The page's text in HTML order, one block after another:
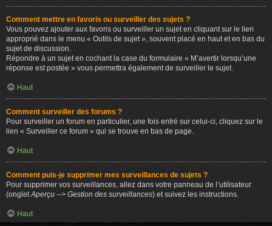
Comment mettre en favoris ou surveiller des sujets ?
Vous pouvez ajouter aux favoris ou surveiller un sujet en cliquant sur le lien
approprié dans le menu « Outils de sujet », souvent placé en haut et en bas du
sujet de discussion.
Répondre à un sujet en cochant la case du formulaire « M’avertir lorsqu’une
réponse est postée » vous permettra également de surveiller le sujet.
Haut
Comment surveiller des forums ?
Pour surveiller un forum en particulier, une fois entré sur celui-ci, cliquez sur le
lien « Surveiller ce forum » qui se trouve en bas de page.
Haut
Comment puis-je supprimer mes surveillances de sujets ?
Pour supprimer vos surveillances, allez dans votre panneau de l’utilisateur
(ongletAperçu --> Gestion des surveillances) et suivez les instructions.
Haut